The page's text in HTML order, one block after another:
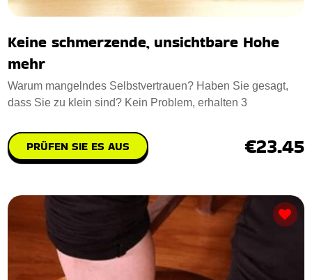
Keine schmerzende, unsichtbare Hohe
mehr
Warum mangelndes Selbstvertrauen? Haben Sie gesagt,
dass Sie zu klein sind? Kein Problem, erhalten 3
PRÜFEN SIE ES AUS €23.45